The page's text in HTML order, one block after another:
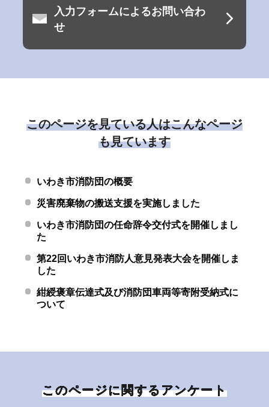
入力フォームによるお問い合わ
せ
このページを見ている人はこんなページ
も見ています
いわき市消防団の概要
災害廃棄物の搬送支援を実施しました
いわき市消防団の任命辞令交付式を開催しまし
た
第22回いわき市消防人意見発表大会を開催しま
した
紺綬褒章伝達式及び消防団車両等寄附受納式に
ついて
このページに関するアンケート